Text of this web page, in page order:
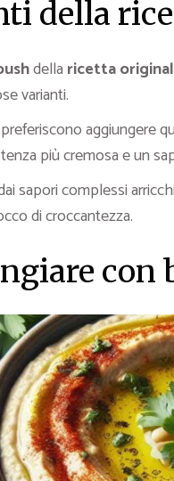
della
della ricetta
varianti.
aggiungere
più cremosa e un
sapori complessi
di croccantezza.
con